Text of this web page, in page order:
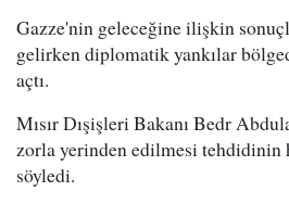
Gazze'nin geleceğine ilişkin
gelirken diplomatik yankılar
açtı.
Mısır Dışişleri Bakanı Bedr
zorla yerinden edilmesi tehdidinin
söyledi.